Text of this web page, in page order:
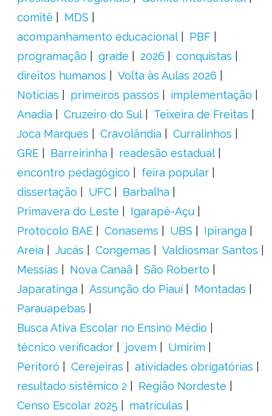
comitê
MDS
acompanhamento educacional
PBF
programação
grade 2026
conquistas
direitos humanos
Volta às Aulas 2026
Notícias
primeiros passos
implementação
Anadia
Cruzeiro do Sul
Teixeira de Freitas
Joca Marques
Cravolândia
Curralinhos
GRE
Barreirinha
readesão estadual
encontro pedagógico
feira popular
dissertação
UFC
Barbalha
Primavera do Leste
Igarapé-Açu
Protocolo BAE
Conasems UBS
Ipiranga
Areia
Jucás Congemas
Valdiosmar Santos
Messias
Nova Canaã
São Roberto
Japaratinga
Assunção do Piauí
Montadas
Parauapebas
Busca Ativa Escolar no Ensino Médio
técnico verificador
jovem
Umirim
Peritoró
Cerejeiras
atividades obrigatórias
resultado sistêmico 2
Região Nordeste
Censo Escolar 2025
matrículas